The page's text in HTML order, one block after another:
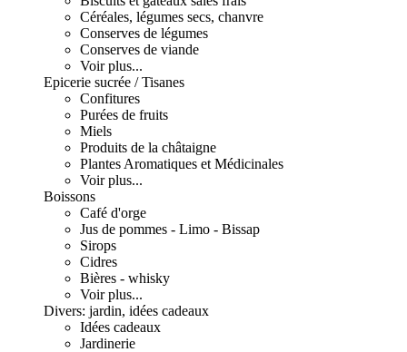
Céréales, légumes secs, chanvre
Conserves de légumes
Conserves de viande
Voir plus...
Epicerie sucrée / Tisanes
Confitures
Purées de fruits
Miels
Produits de la châtaigne
Plantes Aromatiques et Médicinales
Voir plus...
Boissons
Café d'orge
Jus de pommes - Limo - Bissap
Sirops
Cidres
Bières - whisky
Voir plus...
Divers: jardin, idées cadeaux
Idées cadeaux
Jardinerie